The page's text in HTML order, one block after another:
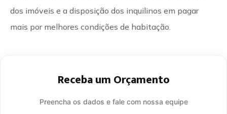
dos imóveis e a disposição dos inquilinos em pagar
mais por melhores condições de habitação.
Receba um Orçamento
Preencha os dados e fale com nossa equipe